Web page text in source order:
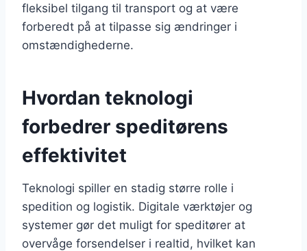
fleksibel tilgang til transport og at være
forberedt på at tilpasse sig ændringer i
omstændighederne.
Hvordan teknologi
forbedrer speditørens
effektivitet
Teknologi spiller en stadig større rolle i
spedition og logistik. Digitale værktøjer og
systemer gør det muligt for speditører at
overvåge forsendelser i realtid, hvilket kan